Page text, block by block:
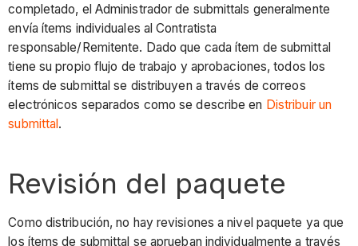
Filtro
"Revisión
actual"
Nota:
Opción
2:
vuelva
enviar
ítems
en
completado, el Administrador de submittals generalmente
envía ítems individuales al Contratista
responsable/Remitente. Dado que cada ítem de submittal
tiene su propio flujo de trabajo y aprobaciones, todos los
ítems de submittal se distribuyen a través de correos
electrónicos separados como se describe en Distribuir un
submittal.
Revisión del paquete
Como distribución, no hay revisiones a nivel paquete ya que
los ítems de submittal se aprueban individualmente a través